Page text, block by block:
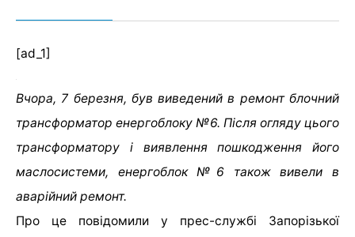
[ad_1]
Вчора, 7 березня, був виведений в ремонт блочний
трансформатор енергоблоку №6. Після огляду цього
трансформатору і виявлення пошкодження його
маслосистеми, енергоблок №6 також вивели в
аварійний ремонт.
Про це повідомили у прес-службі Запорізької